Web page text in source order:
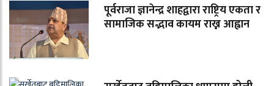
पूर्वराजा ज्ञानेन्द्र शाहद्वारा राष्ट्रिय एकता र
सामाजिक सद्भाव कायम राख्न आह्वान